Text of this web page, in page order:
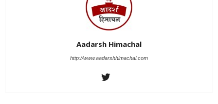
Aadarsh Himachal
http://www.aadarshhimachal.com